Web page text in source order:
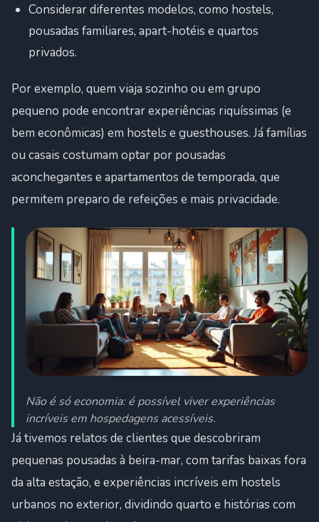
Considerar diferentes modelos, como hostels,
pousadas familiares, apart-hotéis e quartos
privados.
Por exemplo, quem viaja sozinho ou em grupo
pequeno pode encontrar experiências riquíssimas (e
bem econômicas) em hostels e guesthouses. Já famílias
ou casais costumam optar por pousadas
aconchegantes e apartamentos de temporada, que
permitem preparo de refeições e mais privacidade.
Não é só economia: é possível viver experiências
incríveis em hospedagens acessíveis.
Já tivemos relatos de clientes que descobriram
pequenas pousadas à beira-mar, com tarifas baixas fora
da alta estação, e experiências incríveis em hostels
urbanos no exterior, dividindo quarto e histórias com